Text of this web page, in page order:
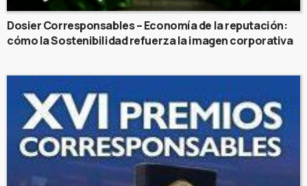
Dosier Corresponsables – Economía de la reputación:
cómo la Sostenibilidad refuerza la imagen corporativa